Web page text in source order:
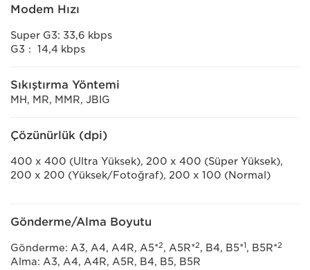
Modem Hızı
Super G3: 33,6 kbps
G3： 14,4 kbps
Sıkıştırma Yöntemi
MH, MR, MMR, JBIG
Çözünürlük (dpi)
400 x 400 (Ultra Yüksek), 200 x 400 (Süper Yüksek),
200 x 200 (Yüksek/Fotoğraf), 200 x 100 (Normal)
Gönderme/Alma Boyutu
Gönderme: A3, A4, A4R, A5*2, A5R*2, B4, B5*1, B5R*2
Alma: A3, A4, A4R, A5R, B4, B5, B5R